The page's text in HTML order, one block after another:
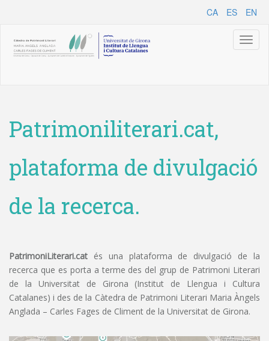
CA ES EN
Patrimoniliterari.cat,
plataforma de divulgació
de la recerca.
PatrimoniLiterari.cat és una plataforma de divulgació de la
recerca que es porta a terme des del grup de Patrimoni Literari
de la Universitat de Girona (Institut de Llengua i Cultura
Catalanes) i des de la Càtedra de Patrimoni Literari Maria Àngels
Anglada – Carles Fages de Climent de la Universitat de Girona.